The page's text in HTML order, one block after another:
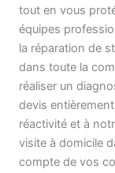
tout en vous
équipes
la réparation de
dans toute la
réaliser un
devis
réactivité et à
visite à domicile
compte de vos